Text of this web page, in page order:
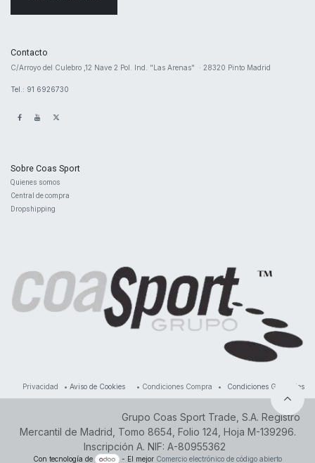
Contacto
​C/Arroyo del Culebro ,12 Nave 2 ​Pol. Ind. "Las Arenas" · 28320 Pinto Madrid
Tel.: 91 6926730
Sobre Coas Sport
Quienes ​somos
Central de compra
Dropshipping
Privacidad • Aviso de Cookies • Condiciones Compra • Condiciones Generales
Grupo Coas Sport Trade, S.A. Registro
Mercantil de Madrid, Tomo 8654, Folio 124, Hoja M-139296.
Inscripción A. NIF: A-80955362
Con tecnología de - El mejor Comercio electrónico de código abierto